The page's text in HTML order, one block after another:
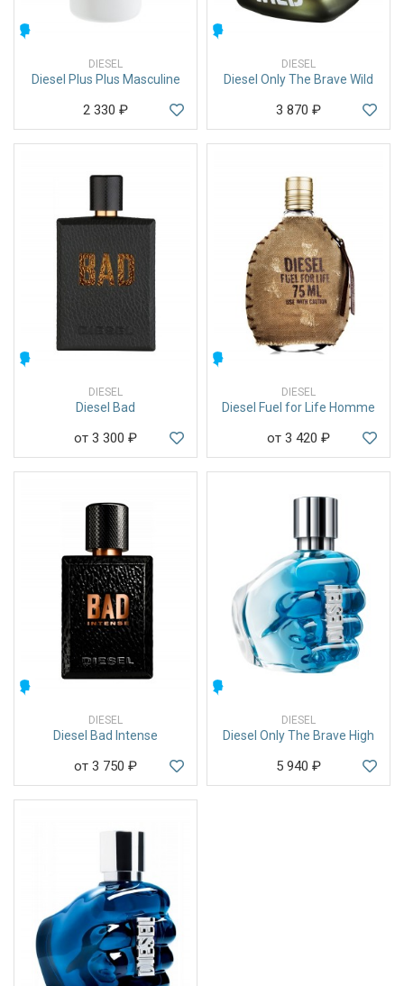
DIESEL
Diesel Plus Plus Masculine
2 330 ₽
DIESEL
Diesel Only The Brave Wild
3 870 ₽
DIESEL
Diesel Bad
от 3 300 ₽
DIESEL
Diesel Fuel for Life Homme
от 3 420 ₽
DIESEL
Diesel Bad Intense
от 3 750 ₽
DIESEL
Diesel Only The Brave High
5 940 ₽